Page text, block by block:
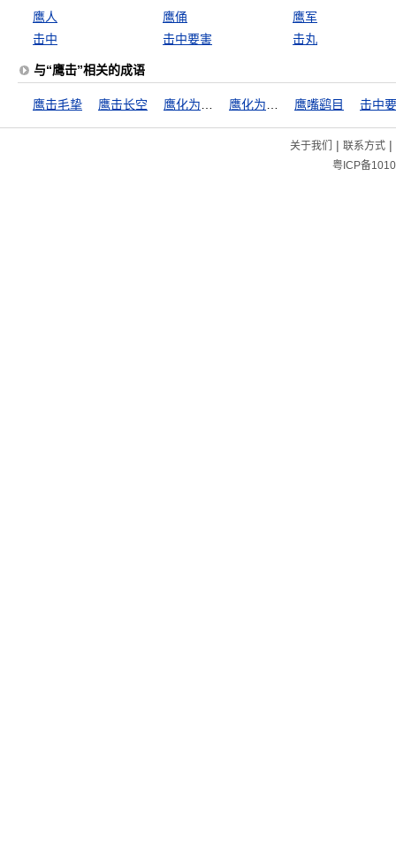
鹰人 鹰俑
鹰军
击中
击中要害 击丸
与“鹰击”相关的成语
鹰击毛挚 鹰击长空 鹰嘴鹞目 击中
关于我们 | 联系方式|
粤ICP备